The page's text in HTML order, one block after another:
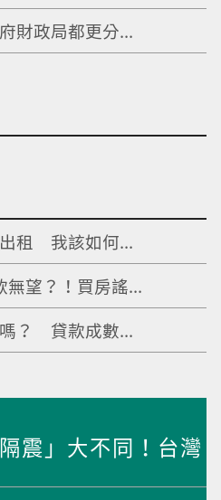
財政局都更分...
租 我該如何...
無望？！買房謠...
？ 貸款成數...
震」大不同！台灣